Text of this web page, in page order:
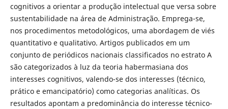
cognitivos a orientar a produção intelectual que versa sobre
sustentabilidade na área de Administração. Emprega-se,
nos procedimentos metodológicos, uma abordagem de viés
quantitativo e qualitativo. Artigos publicados em um
conjunto de periódicos nacionais classificados no estrato A
são categorizados à luz da teoria habermasiana dos
interesses cognitivos, valendo-se dos interesses (técnico,
prático e emancipatório) como categorias analíticas. Os
resultados apontam a predominância do interesse técnico-